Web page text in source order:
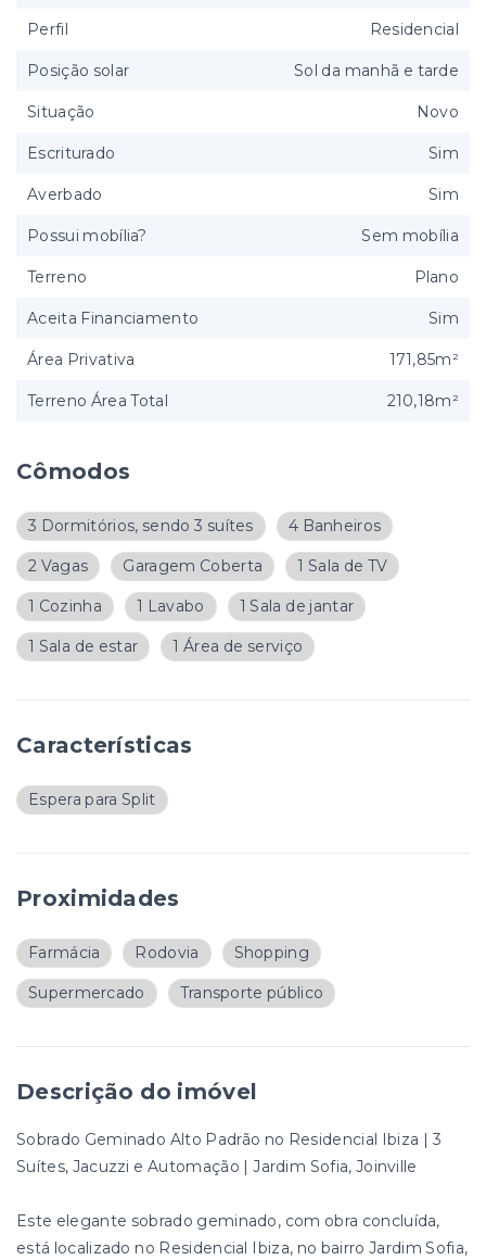
Cômodos
3 Dormitórios, sendo 3 suítes 4 Banheiros
2 Vagas Garagem Coberta 1 Sala de TV
1 Cozinha 1 Lavabo 1 Sala de jantar
1 Sala de estar 1 Área de serviço
Características
Espera para Split
Proximidades
Farmácia Rodovia Shopping
Supermercado Transporte público
Descrição do imóvel
Sobrado Geminado Alto Padrão no Residencial Ibiza | 3
Suítes, Jacuzzi e Automação | Jardim Sofia, Joinville
Este elegante sobrado geminado, com obra concluída,
está localizado no Residencial Ibiza, no bairro Jardim Sofia,
Perfil Residencial
Posição solar Sol da manhã e tarde
Situação Novo
Escriturado Sim
Averbado Sim
Possui mobília? Sem mobília
Terreno Plano
Aceita Financiamento Sim
Área Privativa 171,85m²
Terreno Área Total 210,18m²